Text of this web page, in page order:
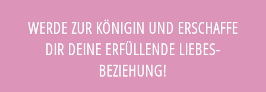
WERDE ZUR KÖNIGIN UND ERSCHAFFE
DIR DEINE ERFÜLLENDE LIEBES-
BEZIEHUNG!